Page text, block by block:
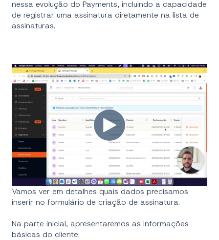
nessa evolução do Payments, incluindo a capacidade
de registrar uma assinatura diretamente na lista de
assinaturas.
Vamos ver em detalhes quais dados precisamos
inserir no formulário de criação de assinatura.
Na parte inicial, apresentaremos as informações
básicas do cliente: